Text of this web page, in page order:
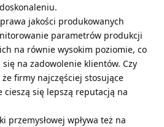
jakości produkowanych
parametrów produkcji
na równie wysokim poziomie, co
na zadowolenie klientów. Czy
firmy najczęściej stosujące
cieszą się lepszą reputacją na
przemysłowej wpływa też na